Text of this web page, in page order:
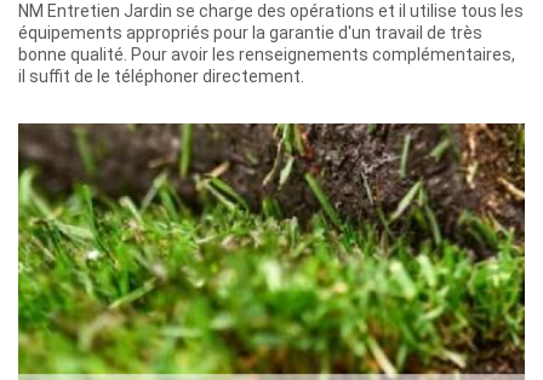
NM Entretien Jardin se charge des opérations et il utilise tous les
équipements appropriés pour la garantie d'un travail de très
bonne qualité. Pour avoir les renseignements complémentaires,
il suffit de le téléphoner directement.